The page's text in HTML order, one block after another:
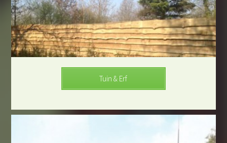
Tuin & Erf